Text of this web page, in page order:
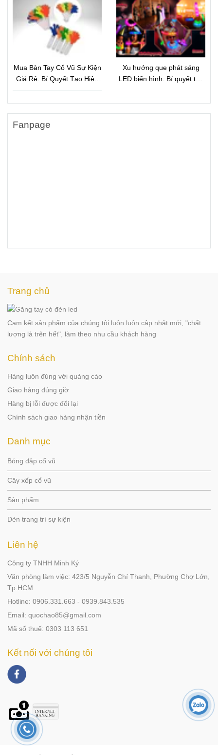
Ngờ
Mua Bàn Tay Cổ Vũ Sự Kiện
Giá Rẻ: Bí Quyết Tạo Hiệu
Xu hướng que phát sáng
LED biến hình: Bí quyết tạo
Fanpage
Trang chủ
Cam kết sản phẩm của chúng tôi luôn luôn cập nhật mới, "chất
lượng là trên hết", làm theo nhu cầu khách hàng
Chính sách
Hàng luôn đúng với quảng cáo
Giao hàng đúng giờ
Hàng bị lỗi được đổi lại
Chính sách giao hàng nhận tiền
Danh mục
Bóng đập cổ vũ
Cây xốp cổ vũ
Sản phẩm
Đèn trang trí sự kiện
Liên hệ
Công ty TNHH Minh Ký
Văn phòng làm việc: 423/5 Nguyễn Chí Thanh, Phường Chợ Lớn,
Tp.HCM
Hotline: 0906.331.663 - 0939.843.535
Email: quochao85@gmail.com
Mã số thuế: 0303 113 651
Kết nối với chúng tôi